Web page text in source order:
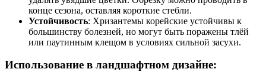
конце сезона, оставляя короткие стебли.
Устойчивость: Хризантемы корейские устойчивы к
большинству болезней, но могут быть поражены тлёй
или паутинным клещом в условиях сильной засухи.
Использование в ландшафтном дизайне: